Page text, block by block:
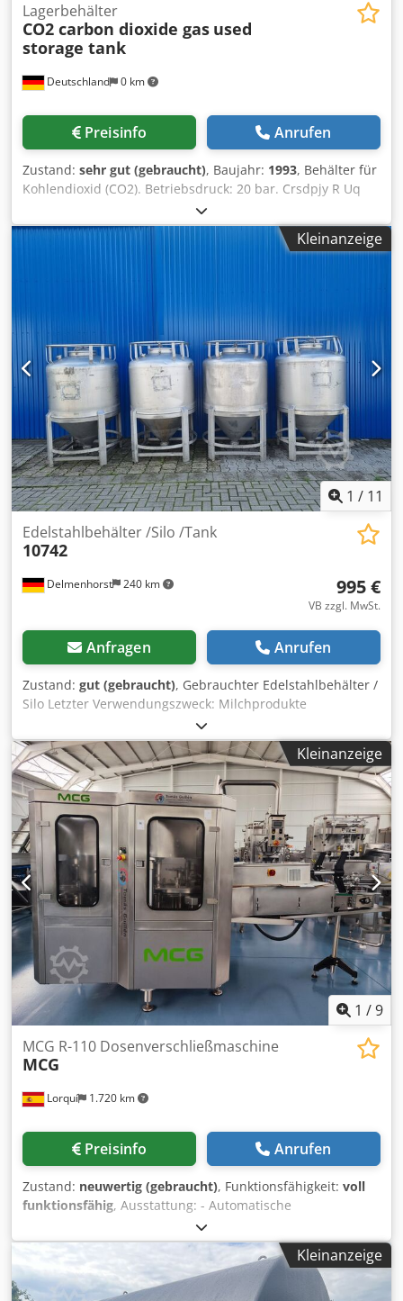
Deutschland 0 km
Lagerbehälter
CO2 carbon dioxide gas used
storage tank
Preisinfo Anrufen
Zustand: sehr gut (gebraucht), Baujahr: 1993, Behälter für
Kohlendioxid (CO2). Betriebsdruck: 20 bar. Crsdpjy R Uq
Ssfx Ahaof Baujahr: 1993. Außerdem haben wir weitere
Tanks und Auflieger für verschiedene Gase auf Lager:
Sauerstoff, Stickstoff, Argon, Wasserstoff, Helium, Methan,
Kleinanzeige
1 / 11
Delmenhorst 240 km
Edelstahlbehälter /Silo /Tank
10742
995 €
VB zzgl. MwSt.
Anfragen Anrufen
Zustand: gut (gebraucht), Gebrauchter Edelstahlbehälter /
Silo Letzter Verwendungszweck: Milchprodukte
Artikelnummer: 10742 Volumen: 1000 Liter Type: Stehend
auf 4 Füße Material (medienberührt): 14301 / AISI 304
Ausführung: Einwandig Mannloch: 400mm Betriebsdruck:
Atmosphärisch Abmessung Behälter: Außendurchmesser:
1100mm Zylindrischehöhe: 770mm Gesamtbreite: 1210mm
Gesamtlänge: 1210mm Gesamthöhe: 1920mm Höhe der
Füße: 860mm Materialien: Innen: 14301 / AISI 304
Außenteile: 1.4301 / AISI 304 Einrichtungen: Durchmesser
Auslauf: 120mm Auslaufventil: Scheinbenhahn Abstand
Abfluss zu Boden: 110mm Typenschild: nein Csdpfencfdfex
Ahajrf
Kleinanzeige
1 /9
Lorquí 1.720 km
MCG R-110 Dosenverschließmaschine
MCG
Preisinfo Anrufen
Zustand: neuwertig (gebraucht), Funktionsfähigkeit: voll
funktionsfähig, Ausstattung: - Automatische
Dosenzuführung mit synchronisiertem Schneckenförderer.
- Deckelzuführung von beiden Seiten (rechts und links). -
Rotierendes Verschlusssystem mit Führungen und
umgekehrter Rampe für sanfte Annäherung, ermöglicht
Kleinanzeige